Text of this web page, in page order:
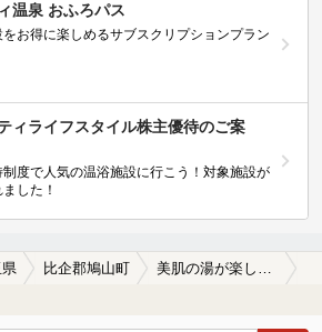
温泉 おふろパス
お得に楽しめるサブスクリプションプラン
ティライフスタイル株主優待のご案
制度で人気の温浴施設に行こう！対象施設が
した！
比企郡鳩山町 美肌の湯が楽しめる比企郡鳩山町の温泉、日帰り温泉、スーパー銭湯おすすめ